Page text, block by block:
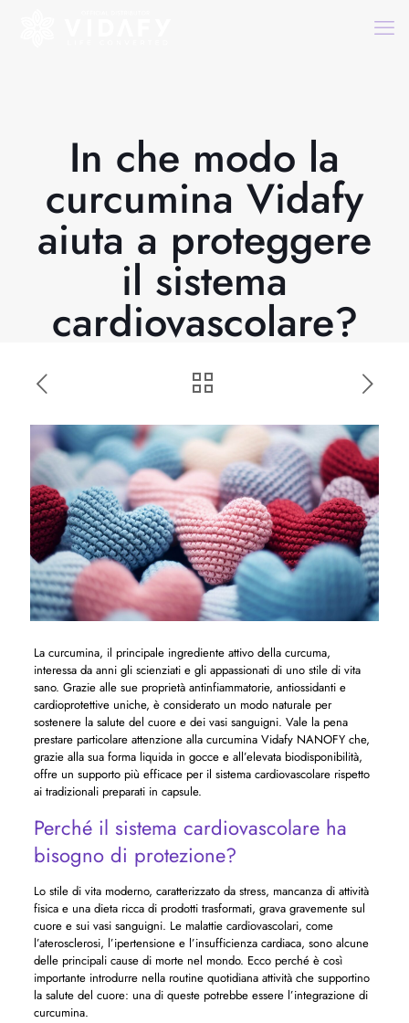
In che modo la
curcumina Vidafy
aiuta a proteggere
il sistema
cardiovascolare?
La curcumina, il principale ingrediente attivo della curcuma,
interessa da anni gli scienziati e gli appassionati di uno stile di vita
sano. Grazie alle sue proprietà antinfiammatorie, antiossidanti e
cardioprotettive uniche, è considerato un modo naturale per
sostenere la salute del cuore e dei vasi sanguigni. Vale la pena
prestare particolare attenzione alla curcumina Vidafy NANOFY che,
grazie alla sua forma liquida in gocce e all’elevata biodisponibilità,
offre un supporto più efficace per il sistema cardiovascolare rispetto
ai tradizionali preparati in capsule.
Perché il sistema cardiovascolare ha
bisogno di protezione?
Lo stile di vita moderno, caratterizzato da stress, mancanza di attività
fisica e una dieta ricca di prodotti trasformati, grava gravemente sul
cuore e sui vasi sanguigni. Le malattie cardiovascolari, come
l’aterosclerosi, l’ipertensione e l’insufficienza cardiaca, sono alcune
delle principali cause di morte nel mondo. Ecco perché è così
importante introdurre nella routine quotidiana attività che supportino
la salute del cuore: una di queste potrebbe essere l’integrazione di
curcumina.